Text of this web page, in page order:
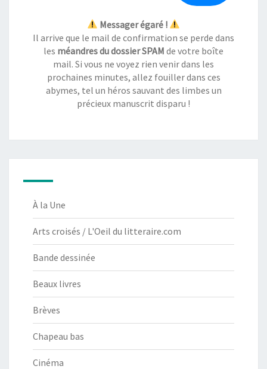
Messager égaré !
Il arrive que le mail de confirmation se perde dans
les méandres du dossier SPAM de votre boîte
mail. Si vous ne voyez rien venir dans les
prochaines minutes, allez fouiller dans ces
abymes, tel un héros sauvant des limbes un
précieux manuscrit disparu !
À la Une
Arts croisés / L'Oeil du litteraire.com
Bande dessinée
Beaux livres
Brèves
Chapeau bas
Cinéma